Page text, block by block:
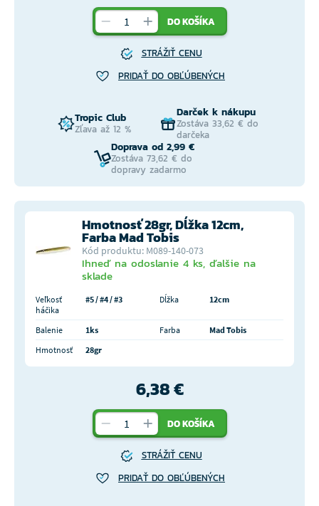
DO KOŠÍKA
STRÁŽIŤ CENU
PRIDAŤ DO OBĽÚBENÝCH
Tropic Club
Zľava až 12 %
Darček k nákupu
Zostáva 33,62 € do
darčeka
Doprava od 2,99 €
Zostáva 73,62 € do
dopravy zadarmo
Hmotnosť 28gr, Dĺžka 12cm,
Farba Mad Tobis
Kód produktu: M089-140-073
Ihneď na odoslanie 4 ks, ďalšie na
sklade
Veľkosť
háčika
#5 / #4 / #3 Dĺžka 12cm
Balenie 1ks Farba
Mad Tobis
Hmotnosť
28gr
6,38 €
DO KOŠÍKA
STRÁŽIŤ CENU
PRIDAŤ DO OBĽÚBENÝCH